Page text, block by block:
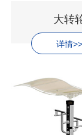
大转
详情>>